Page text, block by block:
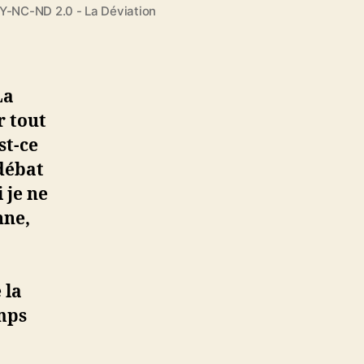
p
t
p
C
o
i
n
NC-ND 2.0 - La Déviation
tout
ce
je ne
la